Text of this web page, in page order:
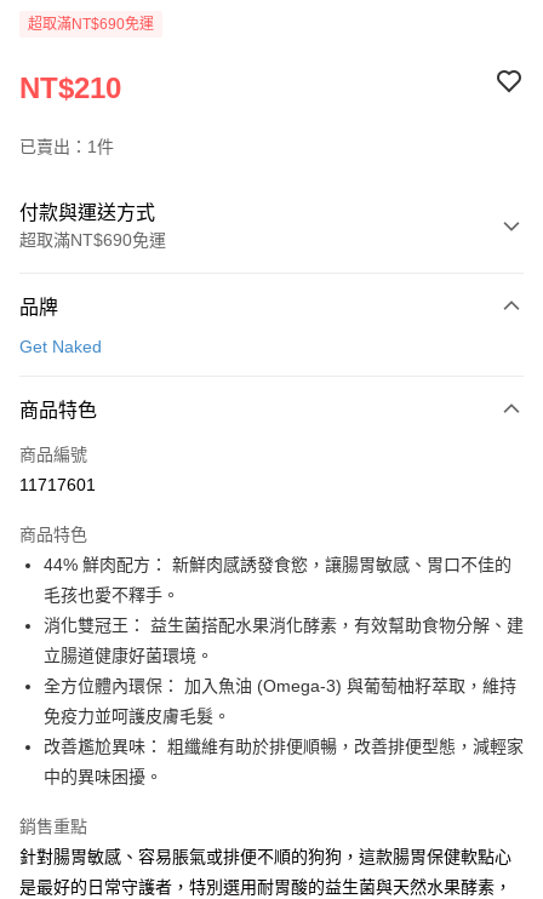
超取滿NT$690免運
NT$210
已賣出：1件
付款與運送方式
超取滿NT$690免運
信用卡一次付款
LINE Pay
街口支付
全盈+PAY
AFTEE先享後付
相關說明
【關於「AFTEE先享後付」】
AFTEE先享後付是「在收到商品之後才付款」的支付方式。 讓您購物簡單
便利好安心！
１．簡單：不需註冊會員、不需綁卡、不需儲值。
２．便利：只要手機號碼，簡訊認證，即可結帳。
３．安心：先確認商品／服務後，再付款。
１．於結帳方式選擇「AFTEE先享後付」後，將跳轉至「AFTEE先享後付」
２．訂單成立數日內，您將收到繳費通知簡訊。
３．收到繳費通知簡訊後14天內，點擊此簡訊中的連結，可透過四大超商／
貨到付款
運送方式
全家取貨付款
每筆NT$60，滿NT$690(含以上)免運費
品牌
Get Naked
商品特色
商品編號
11717601
商品特色
44% 鮮肉配方： 新鮮肉感誘發食慾，讓腸胃敏感、胃口不佳的
毛孩也愛不釋手。
消化雙冠王： 益生菌搭配水果消化酵素，有效幫助食物分解、建
立腸道健康好菌環境。
全方位體內環保： 加入魚油 (Omega-3) 與葡萄柚籽萃取，維持
免疫力並呵護皮膚毛髮。
改善尷尬異味： 粗纖維有助於排便順暢，改善排便型態，減輕家
中的異味困擾。
銷售重點
針對腸胃敏感、容易脹氣或排便不順的狗狗，這款腸胃保健軟點心
是最好的日常守護者，特別選用耐胃酸的益生菌與天然水果酵素，